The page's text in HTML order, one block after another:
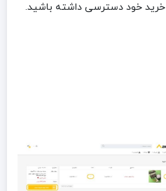
خرید خود دسترسی داشته باشید.